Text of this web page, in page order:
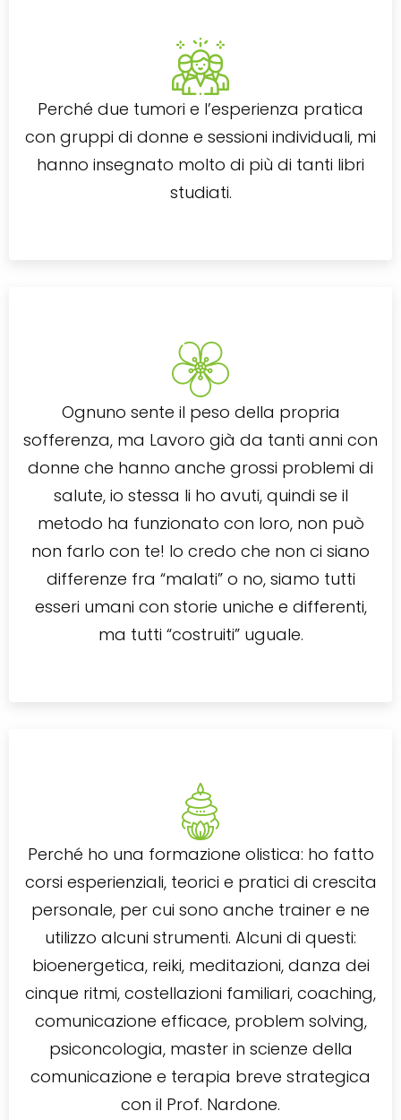
Perché due tumori e l’esperienza pratica
con gruppi di donne e sessioni individuali, mi
hanno insegnato molto di più di tanti libri
studiati.
Ognuno sente il peso della propria
sofferenza, ma Lavoro già da tanti anni con
donne che hanno anche grossi problemi di
salute, io stessa li ho avuti, quindi se il
metodo ha funzionato con loro, non può
non farlo con te! Io credo che non ci siano
differenze fra “malati” o no, siamo tutti
esseri umani con storie uniche e differenti,
ma tutti “costruiti” uguale.
Perché ho una formazione olistica: ho fatto
corsi esperienziali, teorici e pratici di crescita
personale, per cui sono anche trainer e ne
utilizzo alcuni strumenti. Alcuni di questi:
bioenergetica, reiki, meditazioni, danza dei
cinque ritmi, costellazioni familiari, coaching,
comunicazione efficace, problem solving,
psiconcologia, master in scienze della
comunicazione e terapia breve strategica
con il Prof. Nardone.